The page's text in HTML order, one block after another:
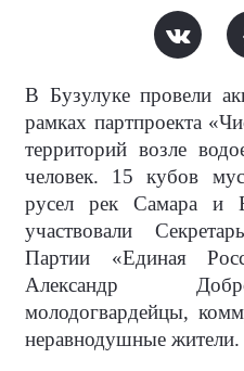
В Бузулуке провели
рамках партпроекта
территорий возле
человек. 15 кубов
русел рек Самара и
участвовали
Партии «Единая
Александр
молодогвардейцы,
неравнодушные жители.